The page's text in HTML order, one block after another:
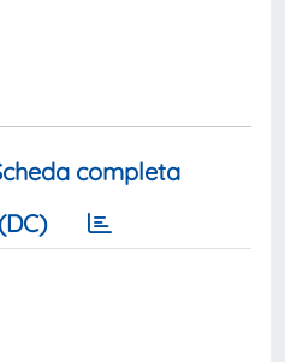
completa